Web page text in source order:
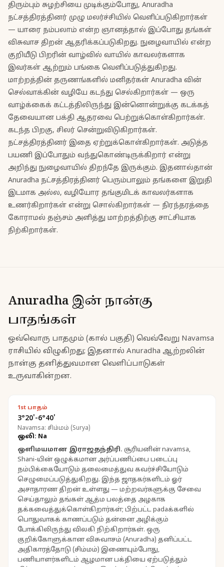
திரும்பும் சுழற்சியை முடிக்கும்போது, Anuradha
நட்சத்திரத்தினர் முழு மலர்ச்சியில் வெளிப்படுகிறார்கள்
— யாரை நம்பலாம் என்ற ஞானத்தால் இப்போது தங்கள்
விசுவாச திறன் ஆதரிக்கப்படுகிறது. நுழைவாயில் என்ற
குறியீடு பிறரின் வாழ்வில் வாயில் காவலர்களாக
இவர்கள் ஆற்றும் பங்கை வெளிப்படுத்துகிறது.
மாற்றத்தின் தருணங்களில் மனிதர்கள் Anuradha வின்
செல்வாக்கின் வழியே கடந்து செல்கிறார்கள் — ஒரு
வாழ்க்கைக் கட்டத்திலிருந்து இன்னொன்றுக்கு கடக்கத்
தேவையான பக்தி ஆதரவை பெற்றுக்கொள்கிறார்கள்.
கடந்த பிறகு, சிலர் சென்றுவிடுகிறார்கள்.
நட்சத்திரத்தினர் இதை ஏற்றுக்கொள்கிறார்கள். அடுத்த
பயணி இப்போதும் வந்துகொண்டிருக்கிறார் என்று
அறிந்து நுழைவாயில் திறந்தே இருக்கும். இதனால்தான்
Anuradha நட்சத்திரத்தினர் பெரும்பாலும் தங்களை இறுதி
இடமாக அல்ல, வழியோர தங்குமிடக் காவலர்களாக
உணர்கிறார்கள் என்று சொல்கிறார்கள் — நிரந்தரத்தை
கோராமல் தஞ்சம் அளித்து மாற்றத்திற்கு சாட்சியாக
நிற்கிறார்கள்.
Anuradha இன் நான்கு
பாதங்கள்
ஒவ்வொரு பாதமும் (கால் பகுதி) வெவ்வேறு Navamsa
ராசியில் விழுகிறது; இதனால் Anuradha ஆற்றலின்
நான்கு தனித்துவமான வெளிப்பாடுகள்
உருவாகின்றன.
1st பாதம்
3°20'-6°40'
Navamsa: சிம்மம் (Surya)
ஒலி: Na
ஒளிமயமான இராஜதந்திரி. சூரியனின் navamsa,
Shani-யின் ஒழுக்கமான அர்ப்பணிப்பை படைப்பு
நம்பிக்கையோடும் தலைமைத்துவ கவர்ச்சியோடும்
செழுமைப்படுத்துகிறது. இந்த ஜாதகர்களிடம் ஓர்
அசாதாரண திறன் உள்ளது — மற்றவர்களுக்கு சேவை
செய்தாலும் தங்கள் ஆத்ம பலத்தை அழகாக
தக்கவைத்துக்கொள்கிறார்கள்; பிற்பட்ட padaக்களில்
பொதுவாகக் காணப்படும் தன்னை அழிக்கும்
போக்கிலிருந்து விலகி நிற்கிறார்கள். ஒரு
குறிக்கோளுக்கான விசுவாசம் (Anuradha) தனிப்பட்ட
அதிகாரத்தோடு (சிம்மம்) இணையும்போது,
பணியாளர்களிடம் ஆழமான பக்தியை ஏற்படுத்தும்